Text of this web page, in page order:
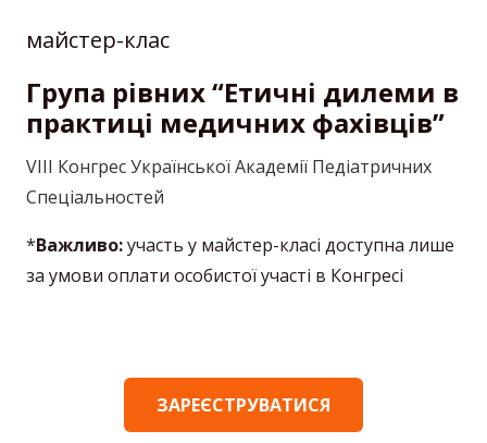
майстер-клас
Група рівних “Етичні дилеми в
практиці медичних фахівців”
VIIІ Конгрес Української Академії Педіатричних
Спеціальностей
*Важливо:участь у майстер-класі доступна лише
за умови оплати особистої участі в Конгресі
ЗАРЕЄСТРУВАТИСЯ